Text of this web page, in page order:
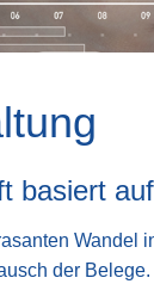
basiert
der Belege.